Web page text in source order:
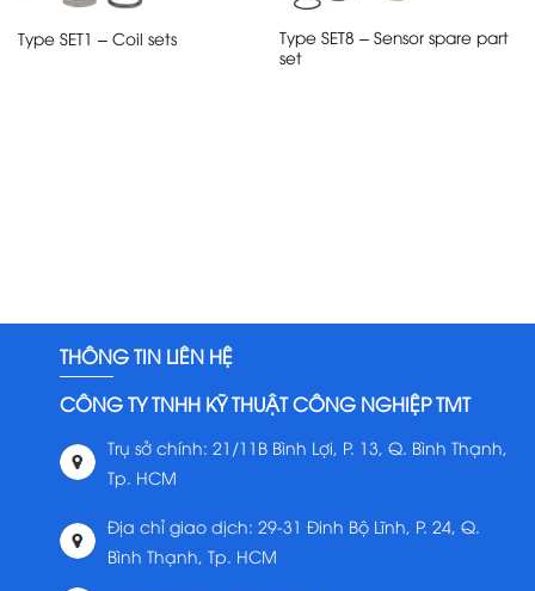
Type SET1 – Coil sets
Type SET8 – Sensor spare part
set
THÔNG TIN LIÊN HỆ
CÔNG TY TNHH KỸ THUẬT CÔNG NGHIỆP TMT
Trụ sở chính: 21/11B Bình Lợi, P. 13, Q. Bình Thạnh,
Tp. HCM
Địa chỉ giao dịch: 29-31 Đinh Bộ Lĩnh, P. 24, Q.
Bình Thạnh, Tp. HCM